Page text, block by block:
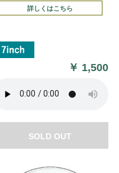
詳しくはこちら
￥ 1,500
SOLD OUT